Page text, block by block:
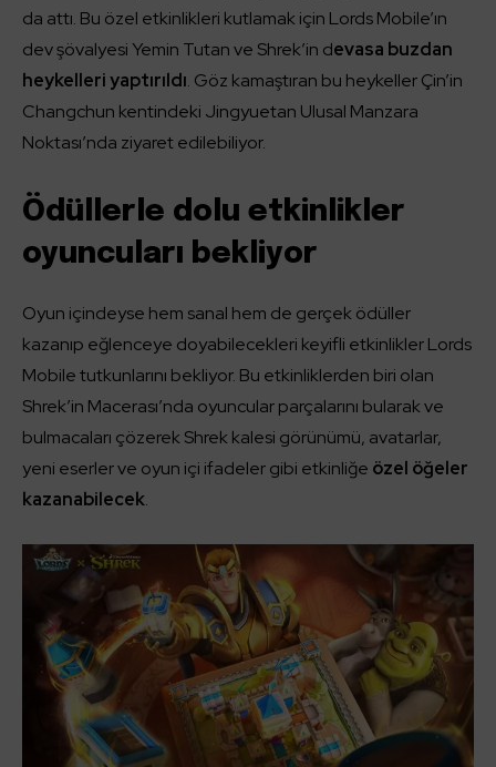
da attı. Bu özel etkinlikleri kutlamak için Lords Mobile’ın
dev şövalyesi Yemin Tutan ve Shrek’in devasa buzdan
heykelleri yaptırıldı. Göz kamaştıran bu heykeller Çin’in
Changchun kentindeki Jingyuetan Ulusal Manzara
Noktası’nda ziyaret edilebiliyor.
Ödüllerle dolu etkinlikler
oyuncuları bekliyor
Oyun içindeyse hem sanal hem de gerçek ödüller
kazanıp eğlenceye doyabilecekleri keyifli etkinlikler Lords
Mobile tutkunlarını bekliyor. Bu etkinliklerden biri olan
Shrek’in Macerası’nda oyuncular parçalarını bularak ve
bulmacaları çözerek Shrek kalesi görünümü, avatarlar,
yeni eserler ve oyun içi ifadeler gibi etkinliğe özel öğeler
kazanabilecek.